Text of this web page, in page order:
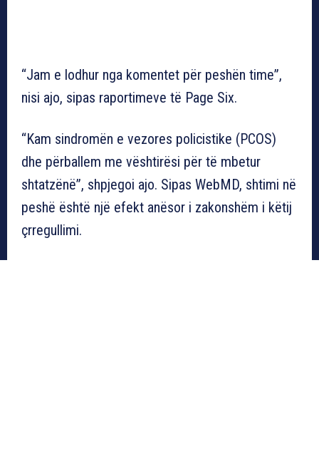
“Jam e lodhur nga komentet për peshën time”,
nisi ajo, sipas raportimeve të Page Six.
“Kam sindromën e vezores policistike (PCOS)
dhe përballem me vështirësi për të mbetur
shtatzënë”, shpjegoi ajo. Sipas WebMD, shtimi në
peshë është një efekt anësor i zakonshëm i këtij
çrregullimi.